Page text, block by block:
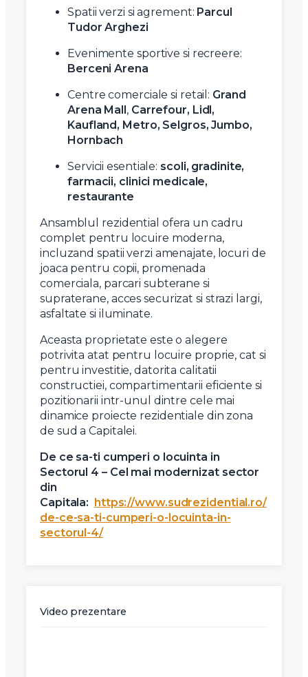
Spatii verzi si agrement: Parcul
Tudor Arghezi
Evenimente sportive si recreere:
Berceni Arena
Centre comerciale si retail: Grand
Arena Mall , Carrefour, Lidl,
Kaufland, Metro, Selgros, Jumbo,
Hornbach
Servicii esentiale: scoli, gradinite,
farmacii, clinici medicale,
restaurante
Ansamblul rezidential ofera un cadru
complet pentru locuire moderna,
incluzand spatii verzi amenajate, locuri de
joaca pentru copii, promenada
comerciala, parcari subterane si
supraterane, acces securizat si strazi largi,
asfaltate si iluminate.
Aceasta proprietate este o alegere
potrivita atat pentru locuire proprie, cat si
pentru investitie, datorita calitatii
constructiei, compartimentarii eficiente si
pozitionarii intr-unul dintre cele mai
dinamice proiecte rezidentiale din zona
de sud a Capitalei.
De ce sa-ti cumperi o locuinta in
Sectorul 4 – Cel mai modernizat sector
din
Capitala:
https://www.sudrezidential.ro/
de-ce-sa-ti-cumperi-o-locuinta-in-
sectorul-4/
Video prezentare